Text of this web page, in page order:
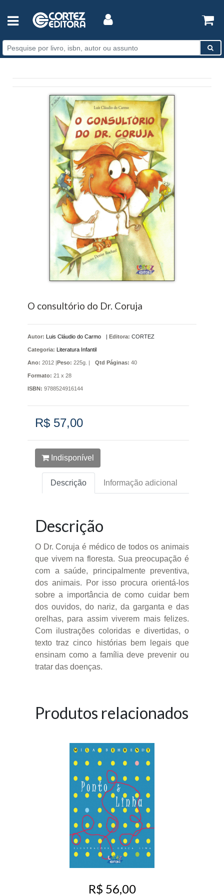
O consultório do Dr. Coruja
Autor: Luis Cláudio do Carmo | Editora: CORTEZ
Categoria: Literatura Infantil
Ano: 2012 |Peso: 225g. | Qtd Páginas: 40
Formato: 21 x 28
ISBN: 9788524916144
R$ 57,00
Indisponível
Descrição Informação adicional
Descrição
O Dr. Coruja é médico de todos os animais
que vivem na floresta. Sua preocupação é
com a saúde, principalmente preventiva,
dos animais. Por isso procura orientá-los
sobre a importância de como cuidar bem
dos ouvidos, do nariz, da garganta e das
orelhas, para assim viverem mais felizes.
Com ilustrações coloridas e divertidas, o
texto traz cinco histórias bem legais que
ensinam como a família deve prevenir ou
tratar das doenças.
Produtos relacionados
R$ 56,00